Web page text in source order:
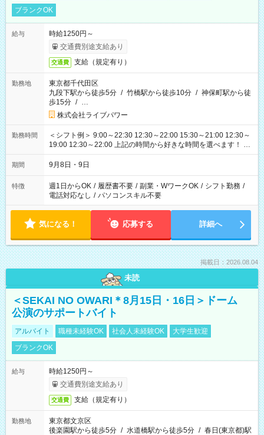
ブランクOK
給与
時給1250円～
交通費別途支給あり
交通費 支給（規定有り）
勤務地
東京都千代田区
九段下駅から徒歩5分 / 竹橋駅から徒歩10分 / 神保町駅から徒
歩15分 / …
株式会社ライブパワー
勤務時間
＜シフト例＞ 9:00～22:30 12:30～22:00 15:30～21:00 12:30～
19:00 12:30～22:00 上記の時間から好きな時間を選べます！ ※
時間は変更となる可能性があります
期間 9月8日・9日
特徴 週1日からOK / 履歴書不要 / 副業・WワークOK / シフト勤務 /
電話対応なし / パソコンスキル不要
気になる！ 応募する 詳細へ
掲載日：2026.08.04
未読
＜SEKAI NO OWARI＊8月15日・16日＞ドーム
公演のサポートバイト
アルバイト 職種未経験OK 社会人未経験OK
大学生歓迎
ブランクOK
給与
時給1250円～
交通費別途支給あり
交通費 支給（規定有り）
勤務地
東京都文京区
後楽園駅から徒歩5分 / 水道橋駅から徒歩5分 / 春日(東京都)駅